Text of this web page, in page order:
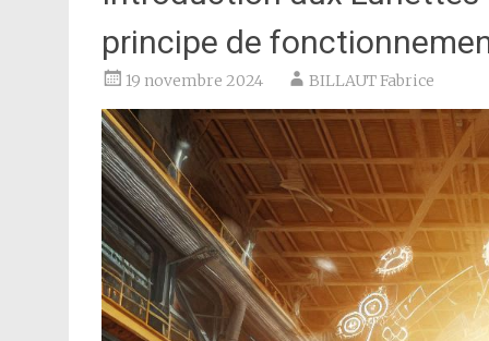
principe de
19 novembre 2024 BILLAUT Fabrice